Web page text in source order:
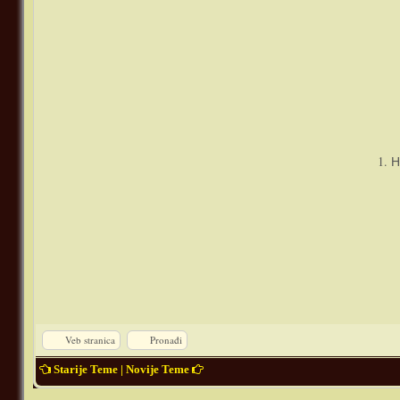
1.
Veb stranica Pronađi
Starije Teme| Novije Teme